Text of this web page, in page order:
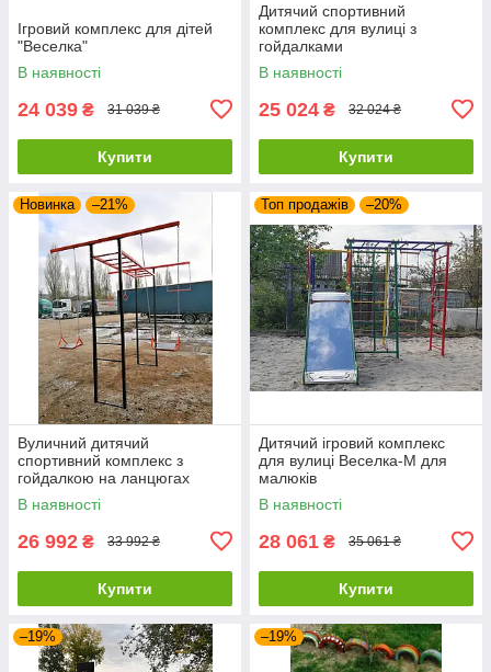
Ігровий комплекс для дітей
"Веселка"
В наявності
24 039 ₴ 31 039 ₴
Купити
Дитячий спортивний
комплекс для вулиці з
гойдалками
В наявності
25 024 ₴ 32 024 ₴
Купити
Новинка –21%
Вуличний дитячий
спортивний комплекс з
гойдалкою на ланцюгах
"Акробат"
В наявності
26 992 ₴ 33 992 ₴
Купити
Топ продажів –20%
Дитячий ігровий комплекс
для вулиці Веселка-М для
малюків
В наявності
28 061 ₴ 35 061 ₴
Купити
–19% –19%